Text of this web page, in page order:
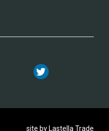
site by Lastella Trade